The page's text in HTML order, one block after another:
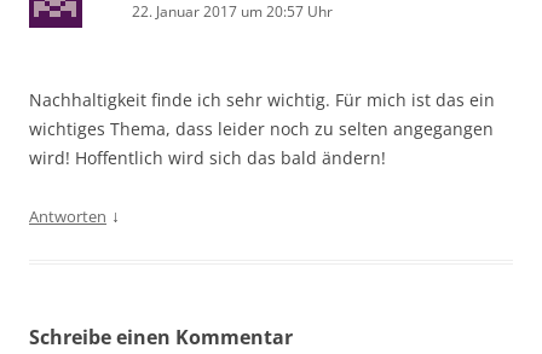
22. Januar 2017 um 20:57 Uhr
Nachhaltigkeit finde ich sehr wichtig. Für mich ist das ein
wichtiges Thema, dass leider noch zu selten angegangen
wird! Hoffentlich wird sich das bald ändern!
Antworten ↓
Schreibe einen Kommentar